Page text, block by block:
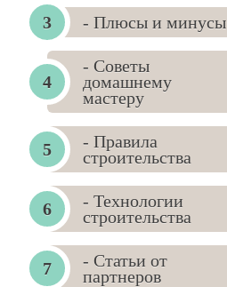
- Плюсы и минусы
- Советы
домашнему
мастеру
- Правила
строительства
- Технологии
строительства
- Статьи от
партнеров